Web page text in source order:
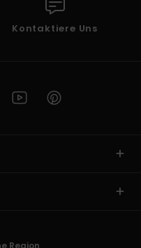
Kontaktiere Uns
Region